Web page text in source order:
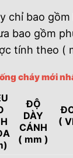
chỉ bao gồm
bao gồm
tính theo (
cháy mới
ĐỘ
DÀY
CÁNH
( mm )
(